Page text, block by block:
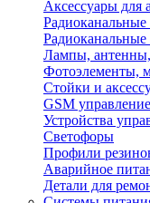
Аксессуары для
Радиоканальные
Лампы,
Фотоэлементы,
Стойки и
GSM управление
Устройства
Светофоры
Профили
Аварийное
Детали для